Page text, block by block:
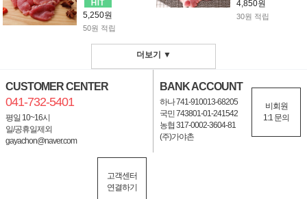
5,250원
50원 적립
4,850원
30원 적립
더보기 ▼
CUSTOMER CENTER
041-732-5401
평일 10~16시
일/공휴일제외
gayachon@naver.com
고객센터
연결하기
BANK ACCOUNT
하나 741-910013-68205
국민 743801-01-241542
농협 317-0002-3604-81
(주)가야촌
비회원
1:1 문의